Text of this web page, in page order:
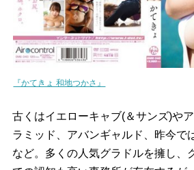
『かてきょ 和地つかさ』
古くはイエローキャブ(＆サンズ)や
ラミッド、アバンギャルド、昨今で
など。多くの人気グラドルを擁し、